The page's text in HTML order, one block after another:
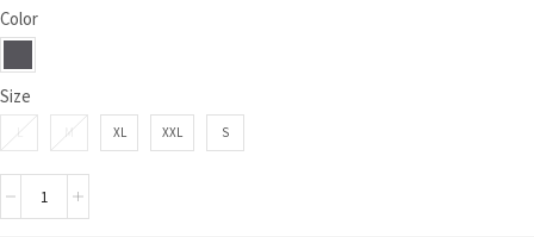
Color
Size
L M XL XXL S